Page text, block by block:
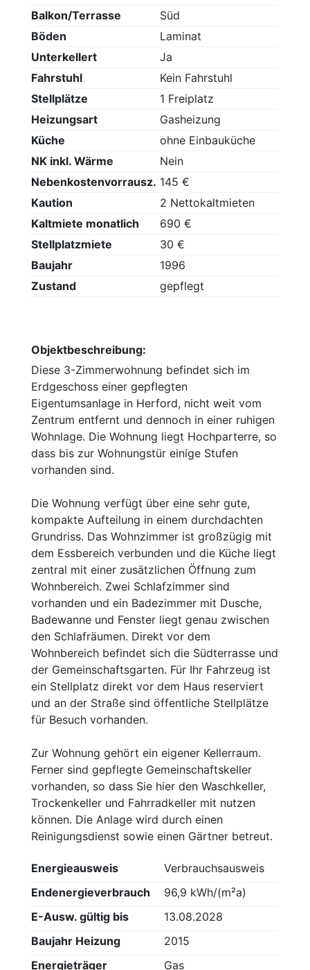
Balkon/Terrasse
Süd
Böden
Laminat
Unterkellert
Ja
Fahrstuhl
Kein Fahrstuhl
Stellplätze
1 Freiplatz
Heizungsart
Gasheizung
Küche
ohne Einbauküche
NK inkl. Wärme
Nein
Nebenkostenvorrausz. 145 €
Kaution
2 Nettokaltmieten
Kaltmiete monatlich
690 €
Stellplatzmiete
30 €
Baujahr
1996
Zustand
gepflegt
Objektbeschreibung:
Diese 3-Zimmerwohnung befindet sich im
Erdgeschoss einer gepflegten
Eigentumsanlage in Herford, nicht weit vom
Zentrum entfernt und dennoch in einer ruhigen
Wohnlage. Die Wohnung liegt Hochparterre, so
dass bis zur Wohnungstür einige Stufen
vorhanden sind.
Die Wohnung verfügt über eine sehr gute,
kompakte Aufteilung in einem durchdachten
Grundriss. Das Wohnzimmer ist großzügig mit
dem Essbereich verbunden und die Küche liegt
zentral mit einer zusätzlichen Öffnung zum
Wohnbereich. Zwei Schlafzimmer sind
vorhanden und ein Badezimmer mit Dusche,
Badewanne und Fenster liegt genau zwischen
den Schlafräumen. Direkt vor dem
Wohnbereich befindet sich die Südterrasse und
der Gemeinschaftsgarten. Für Ihr Fahrzeug ist
ein Stellplatz direkt vor dem Haus reserviert
und an der Straße sind öffentliche Stellplätze
für Besuch vorhanden.
Zur Wohnung gehört ein eigener Kellerraum.
Ferner sind gepflegte Gemeinschaftskeller
vorhanden, so dass Sie hier den Waschkeller,
Trockenkeller und Fahrradkeller mit nutzen
können. Die Anlage wird durch einen
Reinigungsdienst sowie einen Gärtner betreut.
Energieausweis
Verbrauchsausweis
Endenergieverbrauch
96,9 kWh/(m²a)
E-Ausw. gültig bis
13.08.2028
Baujahr Heizung
2015
Energieträger
Gas